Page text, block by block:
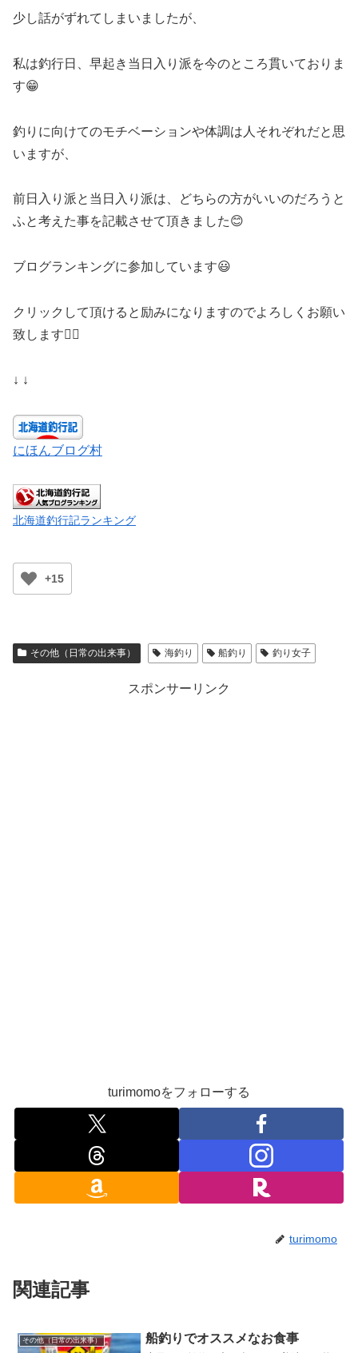
少し話がずれてしまいましたが、
私は釣行日、早起き当日入り派を今のところ貫いておりま
す😁
釣りに向けてのモチベーションや体調は人それぞれだと思
いますが、
前日入り派と当日入り派は、どちらの方がいいのだろうと
ふと考えた事を記載させて頂きました😊
ブログランキングに参加しています😃
クリックして頂けると励みになりますのでよろしくお願い
致します🙇‍♀️
↓ ↓
にほんブログ村
北海道釣行記ランキング
+15
その他（日常の出来事） 海釣り 船釣り 釣り女子
スポンサーリンク
turimomoをフォローする
turimomo
関連記事
その他（日常の出来事） 船釣りでオススメなお食事